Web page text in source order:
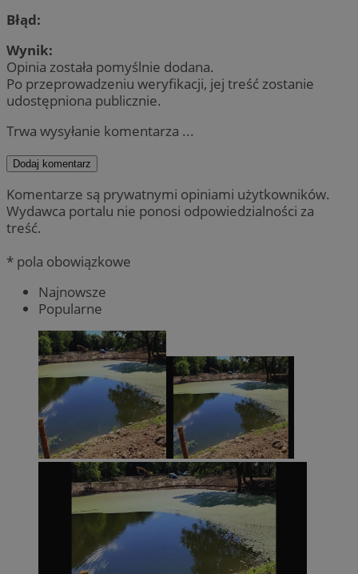
Błąd:
Wynik:
Opinia została pomyślnie dodana.
Po przeprowadzeniu weryfikacji, jej treść zostanie
udostępniona publicznie.
Trwa wysyłanie komentarza ...
Dodaj komentarz
Komentarze są prywatnymi opiniami użytkowników.
Wydawca portalu nie ponosi odpowiedzialności za
treść.
* pola obowiązkowe
Najnowsze
Popularne